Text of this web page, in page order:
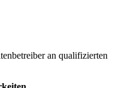
an qualifizierten